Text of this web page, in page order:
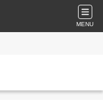
MENU